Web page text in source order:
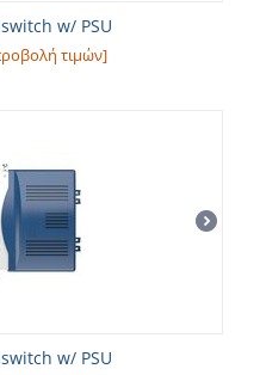
w/ PSU
τιμών]
w/ PSU